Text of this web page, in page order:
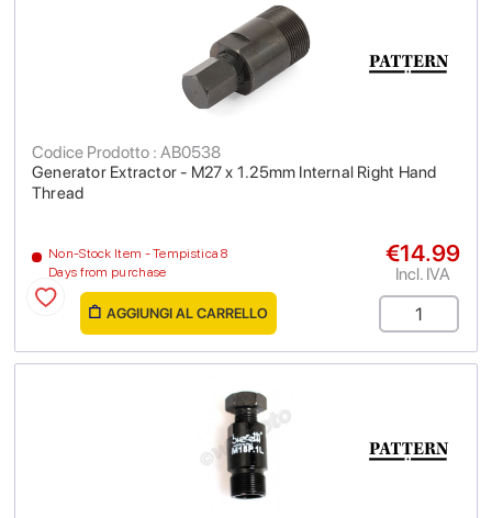
Generator Extractor - M27 x 1.25mm Internal Right Hand
Thread
Codice Prodotto : AB0538
Non-Stock Item - Tempistica 8
Days from purchase
€14.99
Incl. IVA
AGGIUNGI AL CARRELLO